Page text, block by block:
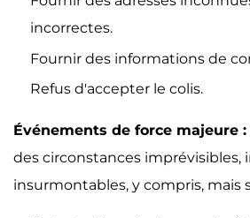
incorrectes.
Fournir des informations de
Refus d'accepter le colis.
Événements de force majeure :
des circonstances imprévisibles,
insurmontables, y compris, mais